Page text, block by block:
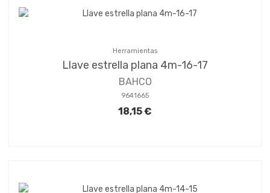
Herramientas
Llave estrella plana 4m-16-17
BAHCO
9641665
18,15 €